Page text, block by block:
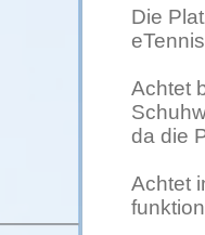
Die
Achtet
da die
Achtet